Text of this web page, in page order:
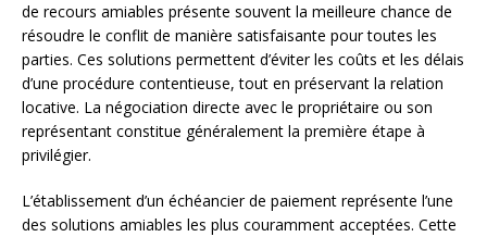
de recours amiables présente souvent la meilleure chance de
résoudre le conflit de manière satisfaisante pour toutes les
parties. Ces solutions permettent d’éviter les coûts et les délais
d’une procédure contentieuse, tout en préservant la relation
locative. La négociation directe avec le propriétaire ou son
représentant constitue généralement la première étape à
privilégier.
L’établissement d’un échéancier de paiement représente l’une
des solutions amiables les plus couramment acceptées. Cette